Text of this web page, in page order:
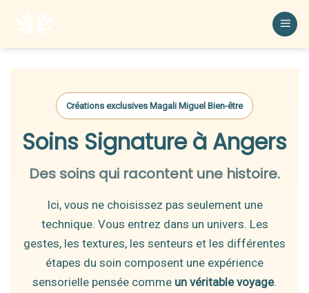
Créations exclusives Magali Miguel Bien-être
Soins Signature à Angers
Des soins qui racontent une histoire.
Ici, vous ne choisissez pas seulement une
technique. Vous entrez dans un univers. Les
gestes, les textures, les senteurs et les différentes
étapes du soin composent une expérience
sensorielle pensée comme un véritable voyage.